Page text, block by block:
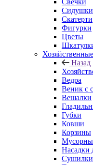
Свечки
Сидушки
Скатерти
Фигурки
Цветы
Назад
Ведра
Веник с
Вешалки
Губки
Ковши
Корзины
Насадки
Сушилки